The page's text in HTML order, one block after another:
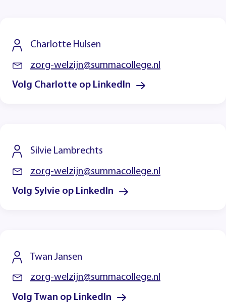
Charlotte Hulsen
zorg-welzijn@summacollege.nl
Volg Charlotte op LinkedIn
Silvie Lambrechts
zorg-welzijn@summacollege.nl
Volg Sylvie op LinkedIn
Twan Jansen
zorg-welzijn@summacollege.nl
Volg Twan op LinkedIn